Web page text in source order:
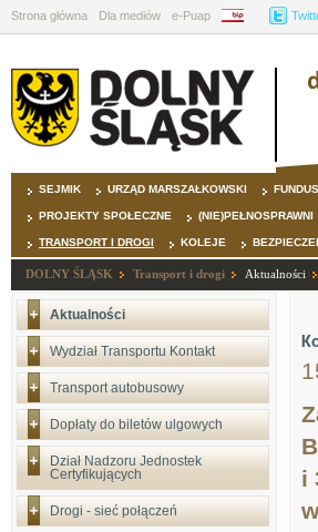
Strona główna Dla mediów e-Puap BIP
SEJMIK URZĄD MARSZAŁKOWSKI
PROJEKTY SPOŁECZNE (NIE)PEŁNOSPRAWNI
TRANSPORT I DROGI KOLEJE
DOLNY ŚLĄSK Transport i drogi Aktualności
Aktualności
Wydział Transportu Kontakt
Transport autobusowy
Dopłaty do biletów ulgowych
Dział Nadzoru Jednostek
Certyfikujących
Drogi - sieć połączeń
i